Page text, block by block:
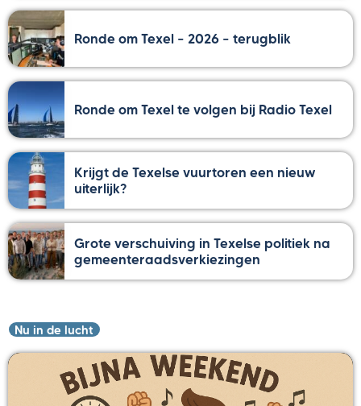
Ronde om Texel – 2026 – terugblik
Ronde om Texel te volgen bij Radio Texel
Krijgt de Texelse vuurtoren een nieuw
uiterlijk?
Grote verschuiving in Texelse politiek na
gemeenteraadsverkiezingen
Nu in de lucht